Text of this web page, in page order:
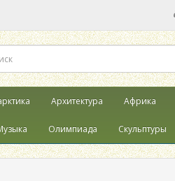
Архитектура Африка
Олимпиада Скульптуры